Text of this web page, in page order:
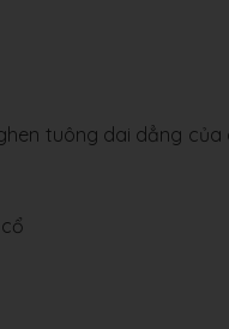
tuông dai dẳng của